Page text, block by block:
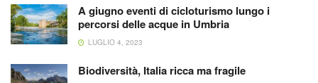
A giugno eventi di cicloturismo lungo i
percorsi delle acque in Umbria
LUGLIO 4, 2023
Biodiversità, Italia ricca ma fragile